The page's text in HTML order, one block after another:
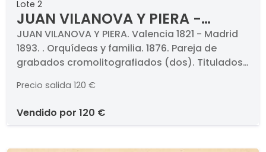
Lote 2
JUAN VILANOVA Y PIERA -
Orquídeas y familia
JUAN VILANOVA Y PIERA. Valencia 1821 - Madrid
1893. . Orquídeas y familia. 1876. Pareja de
grabados cromolitografiados (dos). Titulados .
paspartú. . Proceden de la obra "Historia
Natural", Montaner y Simón, 1876.
Precio salida 120 €
vendido por 120 €